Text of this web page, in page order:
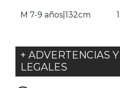
M 7-9 años|132cm
+ ADVERTENCIAS
LEGALES